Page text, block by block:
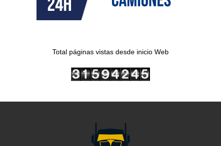
Total páginas vistas desde inicio Web